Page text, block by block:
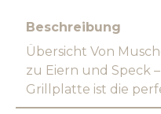
Beschreibung
Übersicht Von
zu Eiern und Speck
Grillplatte ist die